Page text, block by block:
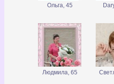
Ольга, 45
Людмила, 65